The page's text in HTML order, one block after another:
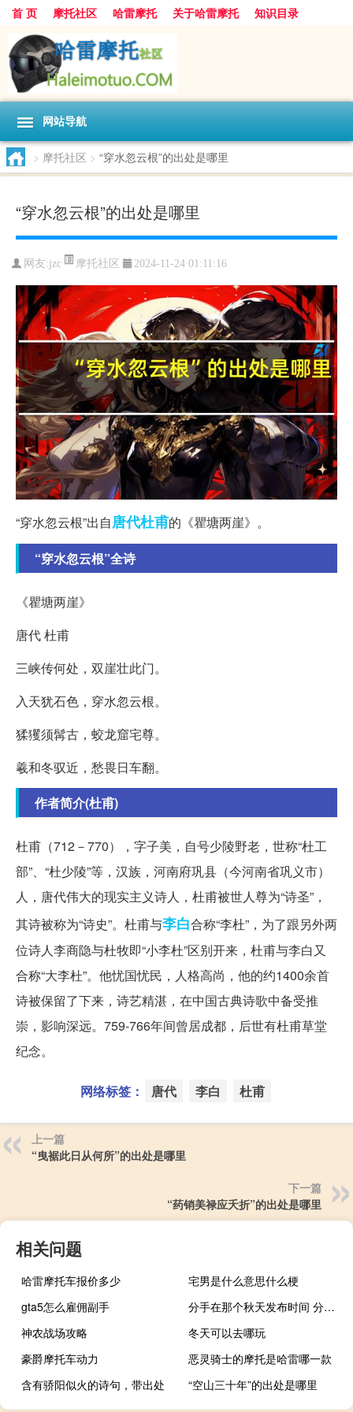
首 页 摩托社区 哈雷摩托 关于哈雷摩托 知识目录
网站导航
> 摩托社区 > “穿水忽云根”的出处是哪里
“穿水忽云根”的出处是哪里
网友:jzc 摩托社区 2024-11-24 01:11:16
“穿水忽云根”出自唐代杜甫的《瞿塘两崖》。
“穿水忽云根”全诗
《瞿塘两崖》
唐代 杜甫
三峡传何处，双崖壮此门。
入天犹石色，穿水忽云根。
猱玃须髯古，蛟龙窟宅尊。
羲和冬驭近，愁畏日车翻。
作者简介(杜甫)
杜甫（712－770），字子美，自号少陵野老，世称“杜工
部”、“杜少陵”等，汉族，河南府巩县（今河南省巩义市）
人，唐代伟大的现实主义诗人，杜甫被世人尊为“诗圣”，
其诗被称为“诗史”。杜甫与李白合称“李杜”，为了跟另外两
位诗人李商隐与杜牧即“小李杜”区别开来，杜甫与李白又
合称“大李杜”。他忧国忧民，人格高尚，他的约1400余首
诗被保留了下来，诗艺精湛，在中国古典诗歌中备受推
崇，影响深远。759-766年间曾居成都，后世有杜甫草堂
纪念。
网络标签： 唐代 李白 杜甫
上一篇
“曳裾此日从何所”的出处是哪里
下一篇
“药销美禄应夭折”的出处是哪里
相关问题
哈雷摩托车报价多少
宅男是什么意思什么梗
gta5怎么雇佣副手
分手在那个秋天发布时间 分手在那个秋天简谱
神农战场攻略
冬天可以去哪玩
豪爵摩托车动力
恶灵骑士的摩托是哈雷哪一款
含有骄阳似火的诗句，带出处
“空山三十年”的出处是哪里